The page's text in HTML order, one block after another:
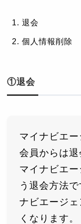
退会
個人情報削除
①退会
マイナビエー
会員からは
マイナビエ
う退会方法
ナビエージ
くなります。